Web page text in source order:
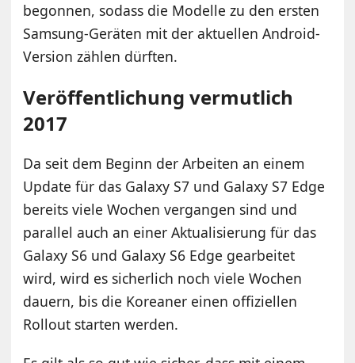
begonnen, sodass die Modelle zu den ersten
Samsung-Geräten mit der aktuellen Android-
Version zählen dürften.
Veröffentlichung vermutlich
2017
Da seit dem Beginn der Arbeiten an einem
Update für das Galaxy S7 und Galaxy S7 Edge
bereits viele Wochen vergangen sind und
parallel auch an einer Aktualisierung für das
Galaxy S6 und Galaxy S6 Edge gearbeitet
wird, wird es sicherlich noch viele Wochen
dauern, bis die Koreaner einen offiziellen
Rollout starten werden.